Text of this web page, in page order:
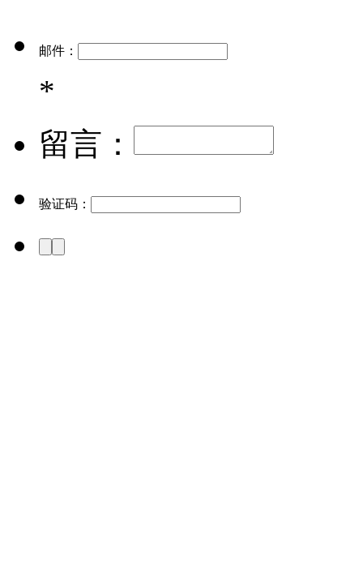
邮件：
*
留言：
验证码：